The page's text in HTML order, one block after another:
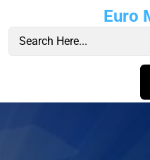
content
Euro